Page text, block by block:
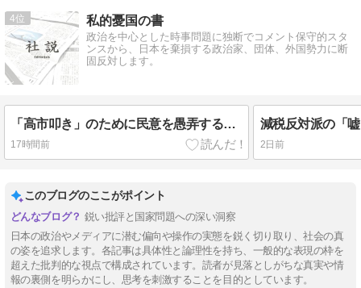
4 私的憂国の書
政治を中心とした時事問題に独断でコメント保守的スタ
ンスから、日本を棄損する政治家、団体、外国勢力に断
固反対します。
「高市叩き」のために民意を愚弄する朝日社説の論理破綻
17時間前 2日前
このブログのここがポイント
鋭い批評と国家問題への深い洞察
日本の政治やメディアに潜む偏向や操作の実態を鋭く切り取り、社会の真
の姿を追求します。各記事は具体性と論理性を持ち、一般的な表現の枠を
超えた批判的な視点で構成されています。読者が見落としがちな真実や情
報の裏側を明らかにし、思考を刺激することを目的としています。